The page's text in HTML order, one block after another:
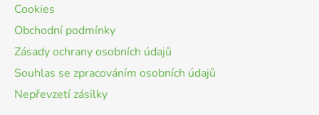
s
u
Cookies
Obchodní podmínky
Zásady ochrany osobních údajů
Souhlas se zpracováním osobních údajů
Nepřevzetí zásilky